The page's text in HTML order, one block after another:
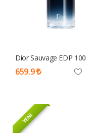
Dior Sauvage EDP
Tester Parfüm Erkek
659.9
YENİ